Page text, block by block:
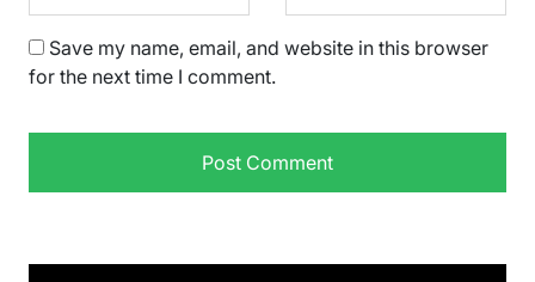
Save my name, email, and website in this browser
for the next time I comment.